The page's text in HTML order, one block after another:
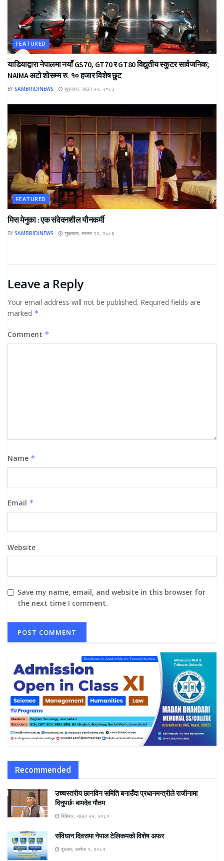
FEATURED
याडियाद्वारा नेपालमा नयाँ GS70, GT70 र GT80 विद्युतीय स्कुटर सार्वजनिक;
NAIMA अटो शोसम्म रु. १० हजार विशेष छुट
BY SAMBRIDINEWS शुक्रबार, साउन २२, २०८३
FEATURED
मिस मेनुका : एक संवेदनशील यौनकर्मी
BY SAMBRIDINEWS शुक्रबार, साउन २२, २०८३
Leave a Reply
Your email address will not be published. Required fields are
marked *
Comment *
Name *
Email *
Website
Save my name, email, and website in this browser for
the next time I comment.
Recommended
उच्चस्तरीय छानविन समिति बनाउँदा प्रधानमन्त्रीले राजीनामा
दिनुपर्छः बामदेव गौतम
बिहिबार, साउन २५, २०८०
संविधान दिवसमा नेपाल टेलिकमको विशेष अफर
बुधबार, अशोज १, २०८२